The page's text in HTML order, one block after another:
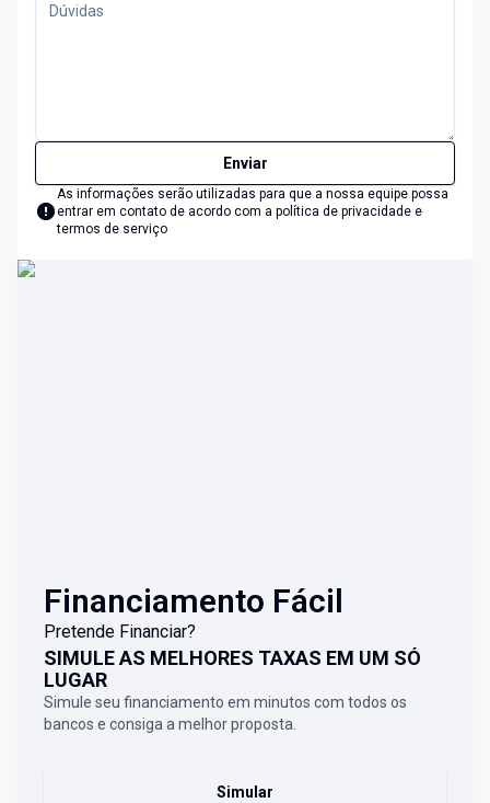
Enviar
As informações serão utilizadas para que a nossa equipe possa
entrar em contato de acordo com a política de privacidade e
termos de serviço
Financiamento Fácil
Pretende Financiar?
SIMULE AS MELHORES TAXAS EM UM SÓ
LUGAR
Simule seu financiamento em minutos com todos os
bancos e consiga a melhor proposta.
Simular